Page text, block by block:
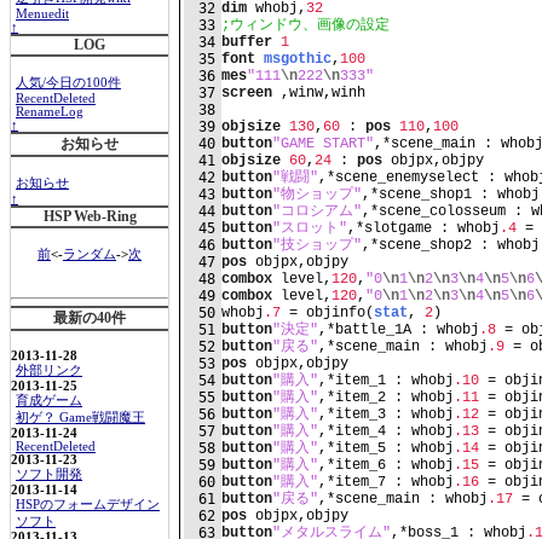
Menuedit
↑
LOG
人気/今日の100件
RecentDeleted
RenameLog
↑
お知らせ
お知らせ
↑
HSP Web-Ring
前<-ランダム->次
最新の40件
2013-11-28
外部リンク
2013-11-25
育成ゲーム
初ゲ？ Game戦闘魔王
2013-11-24
RecentDeleted
2013-11-23
ソフト開発
2013-11-14
HSPのフォームデザイン
ソフト
32
33
34
35
36
37
38
39
40
41
42
43
44
45
46
47
48
49
50
51
52
53
54
55
56
57
58
59
60
61
62
63
dim whobj, 32
;ウィンドウ、画像の設定
buffer 1
font msgothic, 100
mes"111\n222\n333"
screen ,winw,winh
objsize 130, 60 : pos 110, 100
button"GAME START",*scene_main : whobj
objsize 60, 24 : pos objpx,objpy
button"戦闘",*scene_enemyselect :
button"物ショップ",*scene_shop1 : whobj
button"コロシアム",*scene_colosseum :
button"スロット",*slotgame : whobj .4 =
button"技ショップ",*scene_shop2 : whobj
pos objpx,objpy
combox level, 120, "0\n1\n2\n3\n4\n5\n6
combox level, 120, "0\n1\n2\n3\n4\n5\n6
whobj .7 = objinfo( stat, 2 )
button"決定",*battle_1A : whobj .8 =
button"戻る",*scene_main : whobj .9 =
pos objpx,objpy
button"購入",*item_1 : whobj .10 =
button"購入",*item_2 : whobj .11 =
button"購入",*item_3 : whobj .12 =
button"購入",*item_4 : whobj .13 =
button"購入",*item_5 : whobj .14 =
button"購入",*item_6 : whobj .15 =
button"購入",*item_7 : whobj .16 =
button"戻る",*scene_main : whobj .17 =
pos objpx,objpy
button"メタルスライム",*boss_1 : whobj